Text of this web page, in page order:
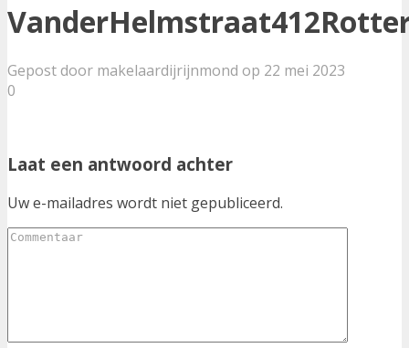
Gepost door makelaardijrijnmond op 22 mei 2023
0
Laat een antwoord achter
Uw e-mailadres wordt niet gepubliceerd.